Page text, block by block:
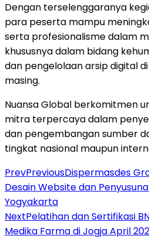
Dengan terselenggaranya
para peserta mampu
serta profesionalisme dalam
khususnya dalam bidang
dan pengelolaan arsip digital
masing.
Nuansa Global berkomitmen
mitra terpercaya dalam
dan pengembangan sumber
tingkat nasional maupun
PrevPreviousDispermasdes
Desain Website dan
Yogyakarta
NextPelatihan dan Sertifikasi
Medika Farma di Jogja April